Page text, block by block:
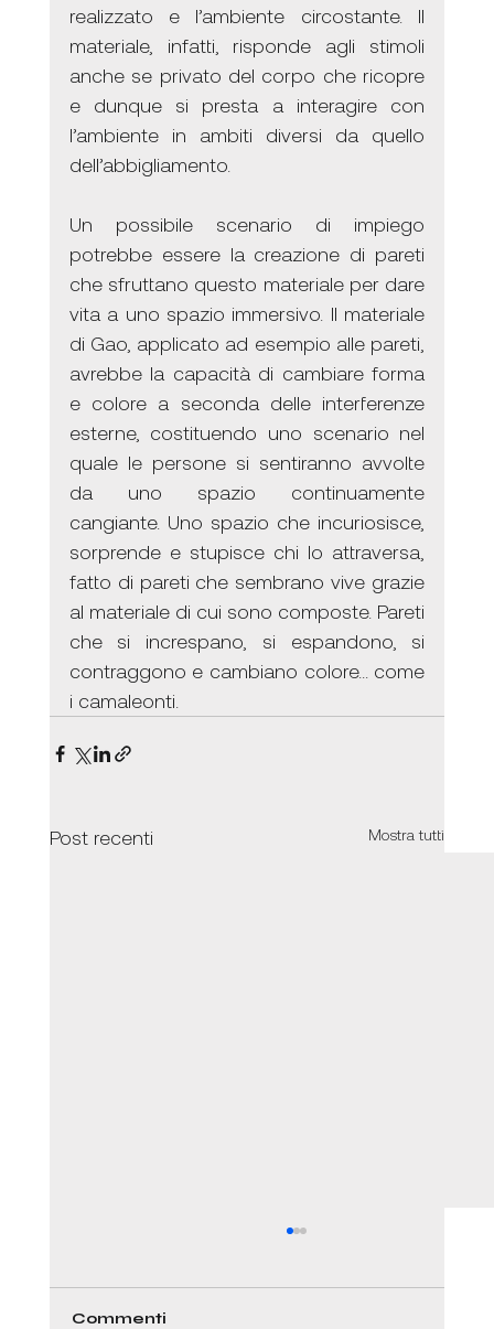
realizzato e l’ambiente circostante. Il
materiale, infatti, risponde agli stimoli
anche se privato del corpo che ricopre
e dunque si presta a interagire con
l’ambiente in ambiti diversi da quello
dell’abbigliamento.
Un possibile scenario di impiego
potrebbe essere la creazione di pareti
che sfruttano questo materiale per dare
vita a uno spazio immersivo. Il materiale
di Gao, applicato ad esempio alle pareti,
avrebbe la capacità di cambiare forma
e colore a seconda delle interferenze
esterne, costituendo uno scenario nel
quale le persone si sentiranno avvolte
da uno spazio continuamente
cangiante. Uno spazio che incuriosisce,
sorprende e stupisce chi lo attraversa,
fatto di pareti che sembrano vive grazie
al materiale di cui sono composte. Pareti
che si increspano, si espandono, si
contraggono e cambiano colore... come
i camaleonti.
Post recenti Mostra tutti
Commenti